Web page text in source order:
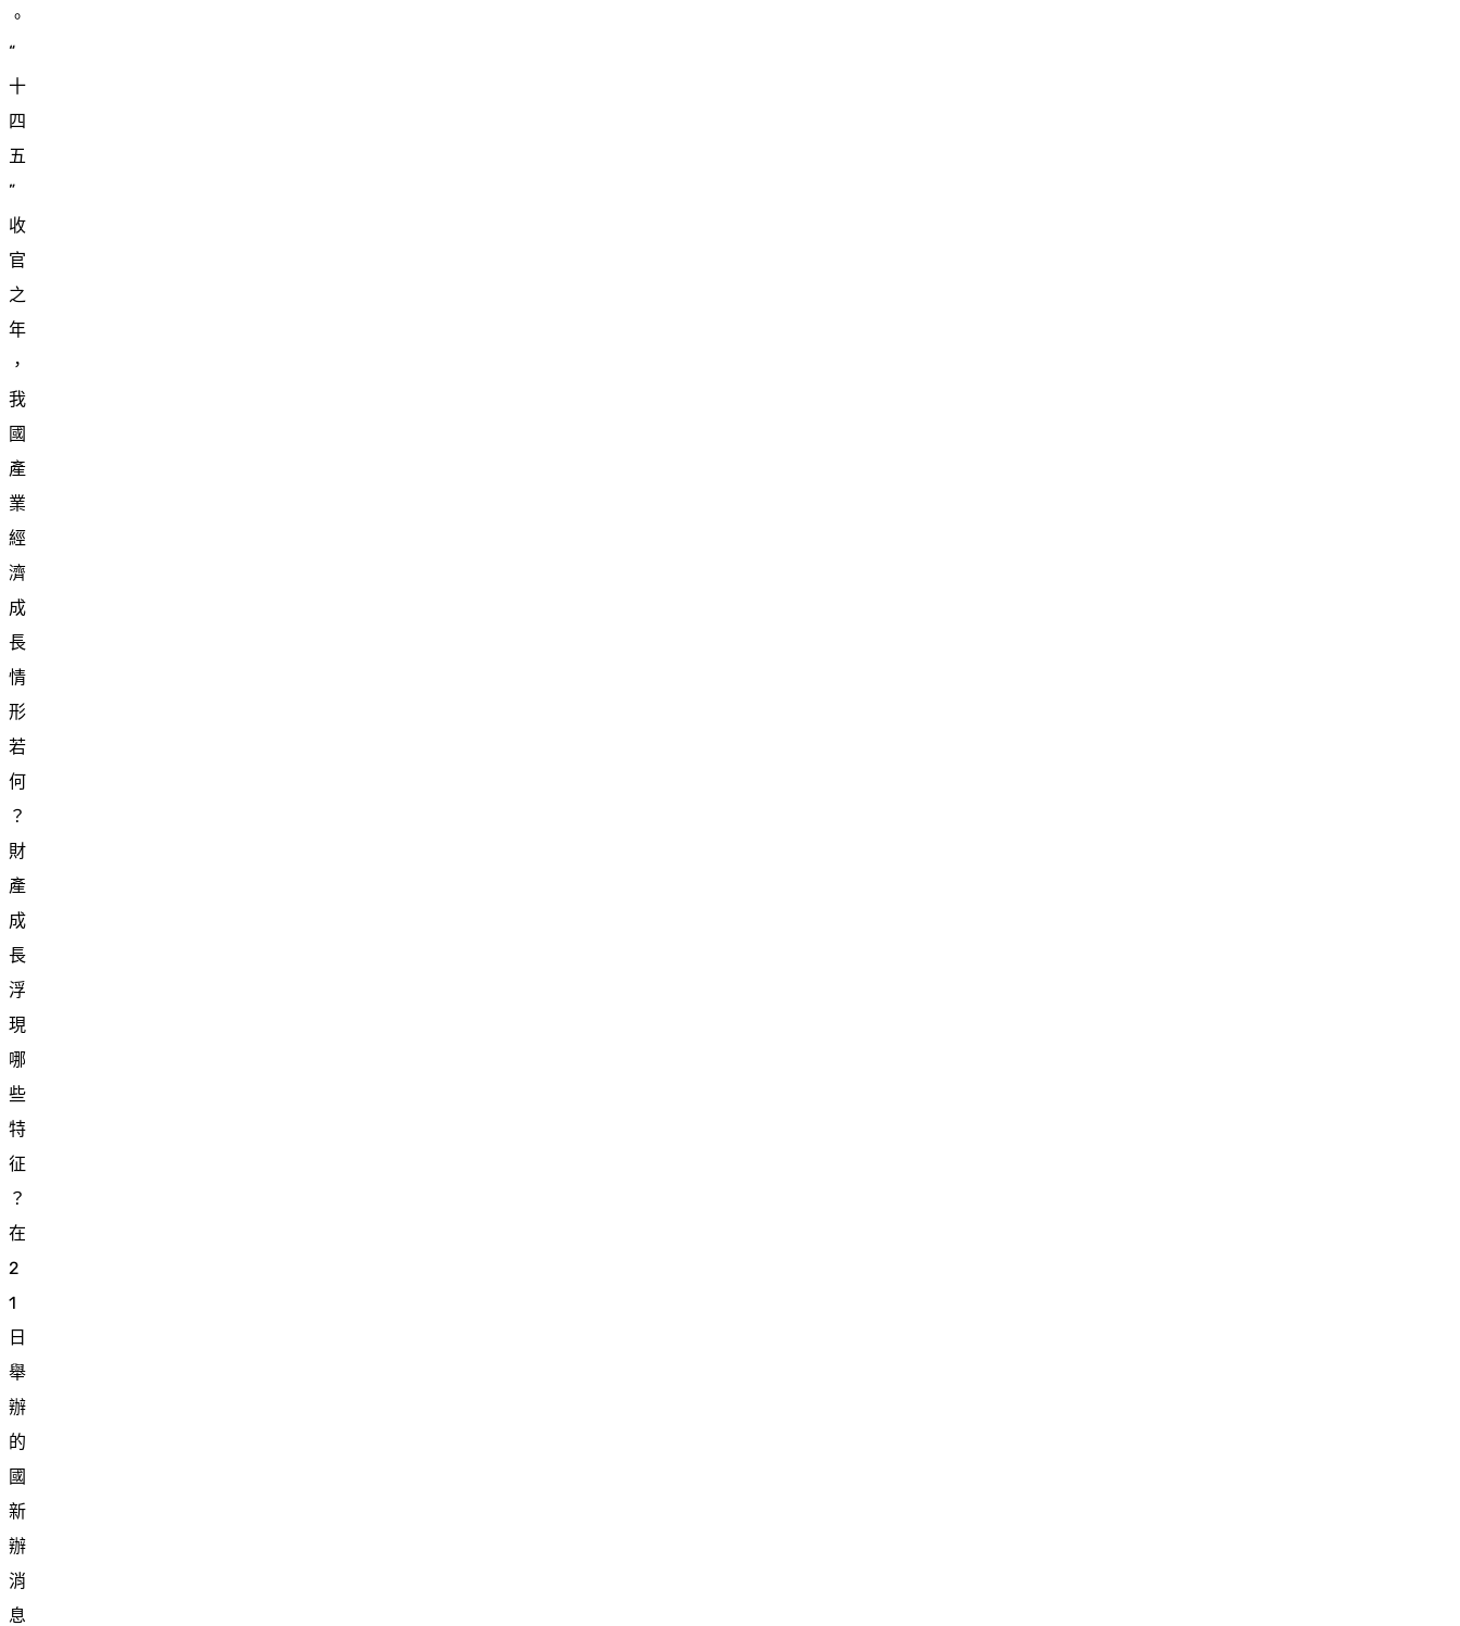
。
“
十
四
五
”
收
官
之
年
，
我
國
產
業
經
濟
成
長
情
形
若
何
？
財
產
成
長
浮
現
哪
些
特
征
？
在
2
1
日
舉
辦
的
國
新
辦
消
息